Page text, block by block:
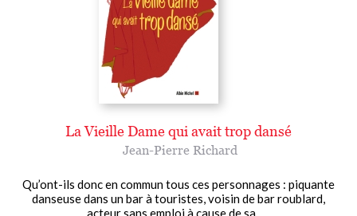
La Vieille Dame qui avait trop dansé
Jean-Pierre Richard
Qu’ont-ils donc en commun tous ces personnages : piquante
danseuse dans un bar à touristes, voisin de bar roublard,
acteur sans emploi à cause de sa......